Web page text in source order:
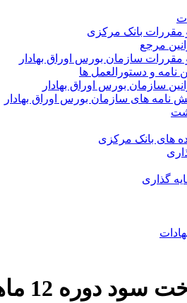
مقررات بانک مرکزی
مرجع
سازمان بورس اوراق بهادار
نامه و دستورالعمل ها
سازمان بورس اوراق بهادار
نامه های سازمان بورس اوراق بهادار
های بانک مرکزی
گذاری
منتهی به 1402/09/30(اصلاحیه)